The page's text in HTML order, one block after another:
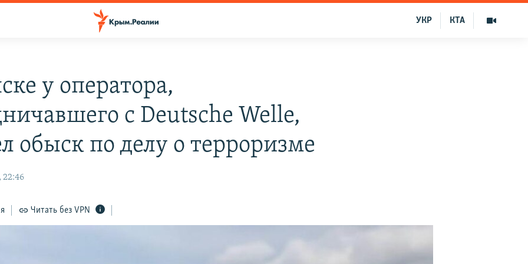
КТА
УКР
у оператора,
с Deutsche Welle,
обыск по делу о терроризме
22:46
Читать без VPN